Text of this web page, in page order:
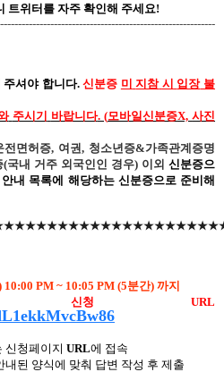
트위터를 자주 확인해 주세요!
주셔야 합니다. 신분증 미 지참 시 입장 불
주시기 바랍니다. (모바일신분증X,사진
전면허증, 여권, 청소년증&가족관계증명
(국내 거주 외국인인 경우) 이외 신분증으
내 목록에 해당하는 신분증으로 준비해
10:00 PM ~ 10:05 PM (5분간) 까지
신청 URL
신청페이지 URL에 접속
된 양식에 맞춰 답변 작성 후 제출